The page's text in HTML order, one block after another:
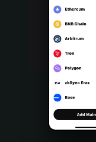
Português (Portugal)
Bahasa Indonesia
Português (Brasil)
Español (Argentina)